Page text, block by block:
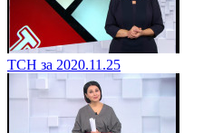
ТСН за 2020.11.25